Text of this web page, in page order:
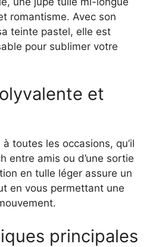
romantisme. Avec son
teinte pastel, elle est
pour sublimer votre
et
à toutes les occasions, qu’il
entre amis ou d’une sortie
en tulle léger assure un
en vous permettant une
principales